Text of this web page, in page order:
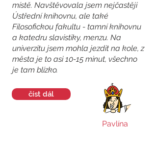
místě. Navštěvovala jsem nejčastěji
Ústřední knihovnu, ale také
Filosofickou fakultu - tamní knihovnu
a katedru slavistiky, menzu. Na
univerzitu jsem mohla jezdit na kole, z
města je to asi 10-15 minut, všechno
je tam blízko.
číst dál
Pavlína